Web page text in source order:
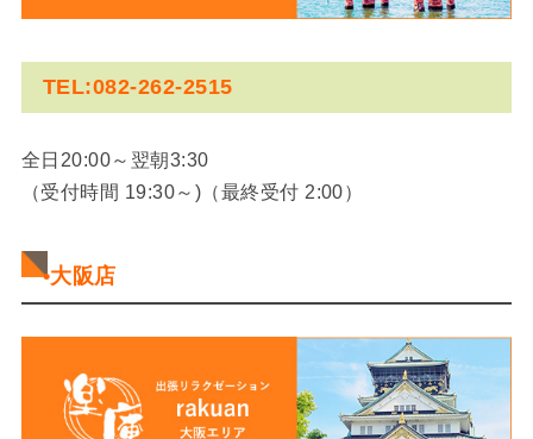
TEL:082-262-2515
全日20:00～翌朝3:30
（受付時間 19:30～)（最終受付 2:00）
•大阪店